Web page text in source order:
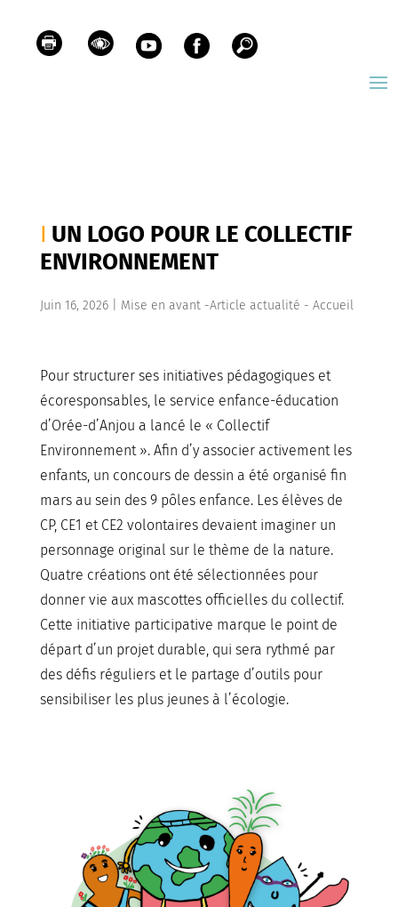
UN LOGO POUR LE COLLECTIF
ENVIRONNEMENT
Juin 16, 2026| Mise en avant -Article actualité - Accueil
Pour structurer ses initiatives pédagogiques et
écoresponsables, le service enfance-éducation
d’Orée-d’Anjou a lancé le « Collectif
Environnement ». Afin d’y associer activement les
enfants, un concours de dessin a été organisé fin
mars au sein des 9 pôles enfance. Les élèves de
CP, CE1 et CE2 volontaires devaient imaginer un
personnage original sur le thème de la nature.
Quatre créations ont été sélectionnées pour
donner vie aux mascottes officielles du collectif.
Cette initiative participative marque le point de
départ d’un projet durable, qui sera rythmé par
des défis réguliers et le partage d’outils pour
sensibiliser les plus jeunes à l’écologie.